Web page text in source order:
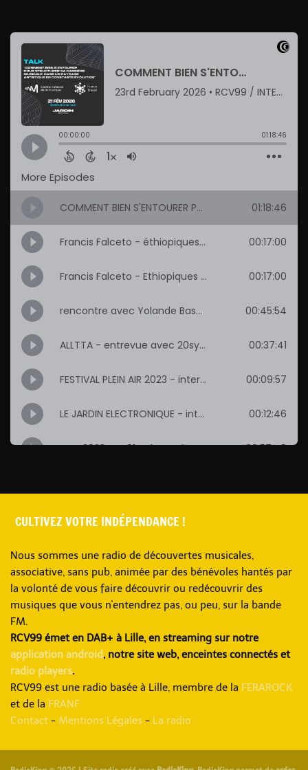
CULTIVEZ VOTRE INDÉPENDANCE !
Nous sommes une radio de découvertes musicales,
associative, sans pub, animée par des bénévoles hantés par
la volonté de vous faire découvrir ou redécouvrir des
musiques que vous n'entendrez pas, ou peu, sur la bande
FM.
RCV99 émet en DAB+ à Lille, en streaming sur notre
application android, notre site web, enceintes connectés et
radio players.
RCV99 est une radio basée à Lille, membre de la FERAROCK
et de la FRANF
Contact - Mentions Légales - La radio